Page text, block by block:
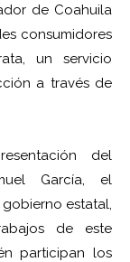
de Coahuila
consumidores
un servicio
a través de
del
García, el
estatal,
de este
participan los